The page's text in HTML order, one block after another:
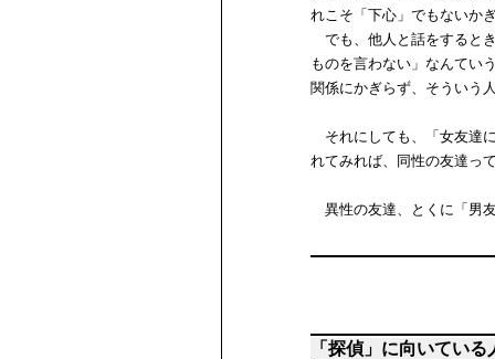
れこそ「下心」でもないか
でも、他人と話をすると
ものを言わない」なんてい
関係にかぎらず、そういう
それにしても、「女友達
れてみれば、同性の友達っ
異性の友達、とくに「男
「探偵」に向いてい